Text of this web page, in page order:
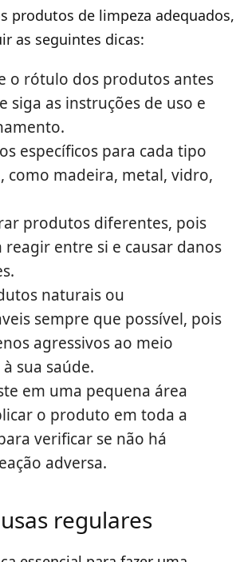
produtos de limpeza adequados,
as seguintes dicas:
o rótulo dos produtos antes
siga as instruções de uso e
específicos para cada tipo
como madeira, metal, vidro,
produtos diferentes, pois
reagir entre si e causar danos
naturais ou
sempre que possível, pois
agressivos ao meio
sua saúde.
em uma pequena área
o produto em toda a
verificar se não há
adversa.
regulares